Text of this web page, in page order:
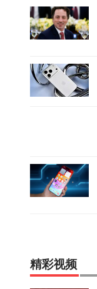
精彩视频